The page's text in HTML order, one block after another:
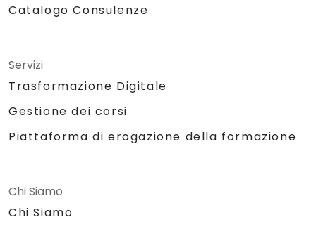
Catalogo Consulenze
Servizi
Trasformazione Digitale
Gestione dei corsi
Piattaforma di erogazione della formazione
Chi Siamo
Chi Siamo